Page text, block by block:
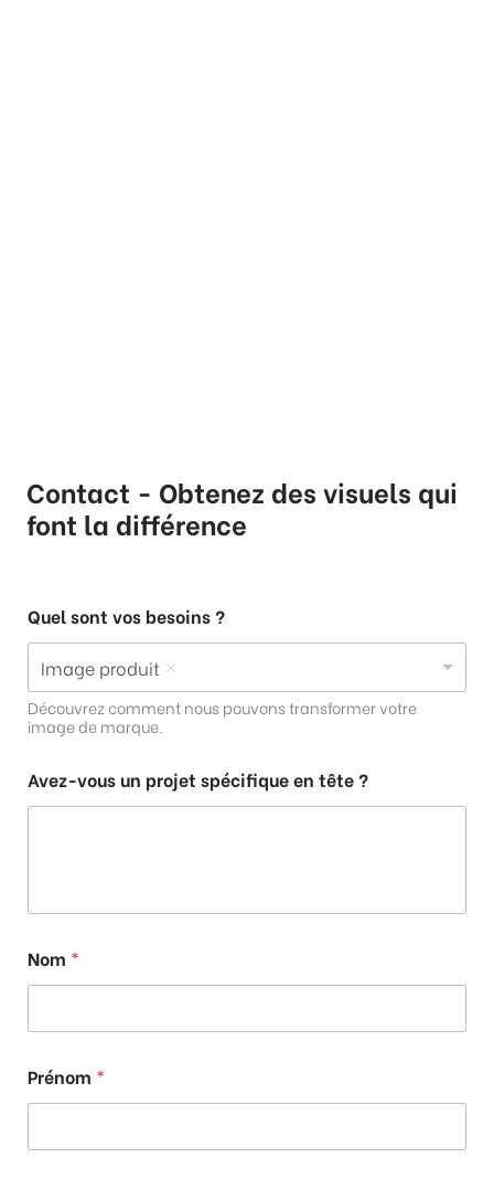
Contact - Obtenez des visuels qui
font la différence
Quel sont vos besoins ?
Image produit
Découvrez comment nous pouvons transformer votre
image de marque.
Avez-vous un projet spécifique en tête ?
Nom *
Prénom *